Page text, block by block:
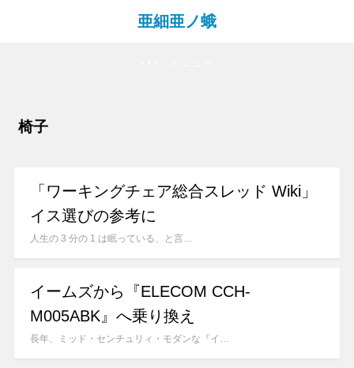
亜細亜ノ蛾
椅子
「ワーキングチェア総合スレッド Wiki」
イス選びの参考に
人生の 3 分の 1 は眠っている、と言…
イームズから『ELECOM CCH-
M005ABK』へ乗り換え
長年、ミッド・センチュリィ・モダンな『イ…